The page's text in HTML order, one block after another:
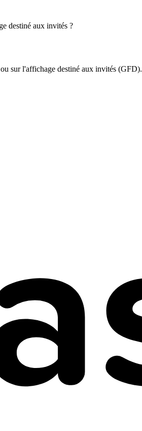
destiné aux invités ?
sur l'affichage destiné aux invités (GFD).